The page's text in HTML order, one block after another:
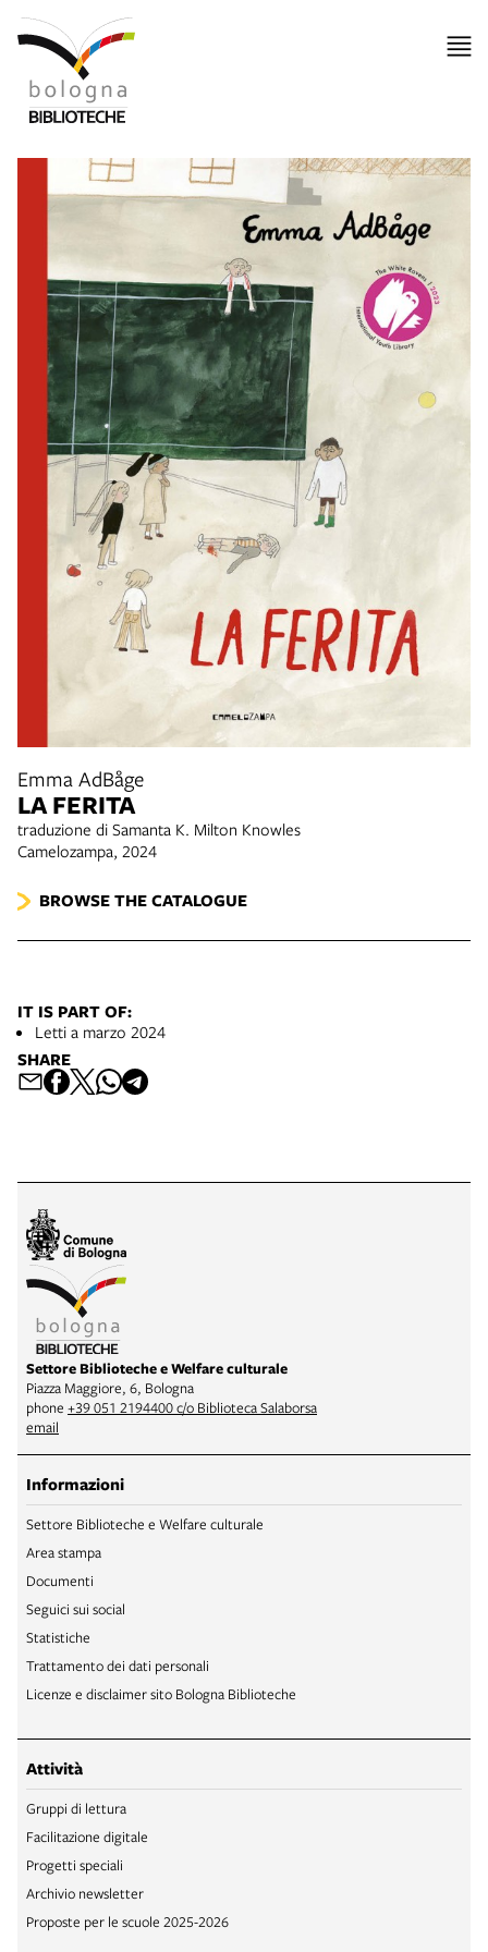
Emma AdBåge
LA FERITA
traduzione di Samanta K. Milton Knowles
Camelozampa, 2024
BROWSE THE CATALOGUE
IT IS PART OF:
Letti a marzo 2024
SHARE
Settore Biblioteche e Welfare culturale
Piazza Maggiore, 6, Bologna
phone +39 051 2194400 c/o Biblioteca Salaborsa
email
Informazioni
Settore Biblioteche e Welfare culturale
Area stampa
Documenti
Seguici sui social
Statistiche
Trattamento dei dati personali
Licenze e disclaimer sito Bologna Biblioteche
Attività
Gruppi di lettura
Facilitazione digitale
Progetti speciali
Archivio newsletter
Proposte per le scuole 2025-2026